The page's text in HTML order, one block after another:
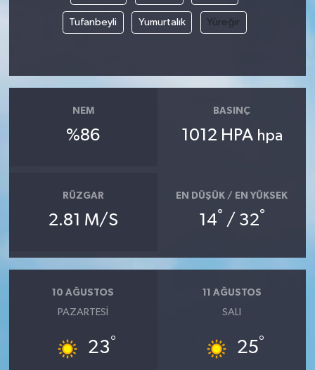
Tufanbeyli Yumurtalık Yüreğir
NEM
%86
BASINÇ
1012 HPA hpa
RÜZGAR
2.81 M/S
EN DÜŞÜK / EN YÜKSEK
14° / 32°
10 AĞUSTOS
PAZARTESI
23°
11 AĞUSTOS
SALI
25°